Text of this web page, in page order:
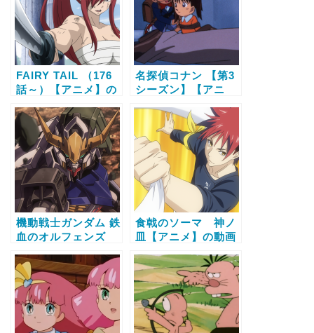
FAIRY TAIL （176
話～）【アニメ】の
較と無料で全話視聴
する方法
名探偵コナン 【第3
シーズン】【アニ
ビス比較と無料で全
話視聴する方法
機動戦士ガンダム 鉄
血のオルフェンズ
信サービス比較と無
料で全話視聴する方
法
食戟のソーマ 神ノ
皿【アニメ】の動画
無料で全話視聴する
方法